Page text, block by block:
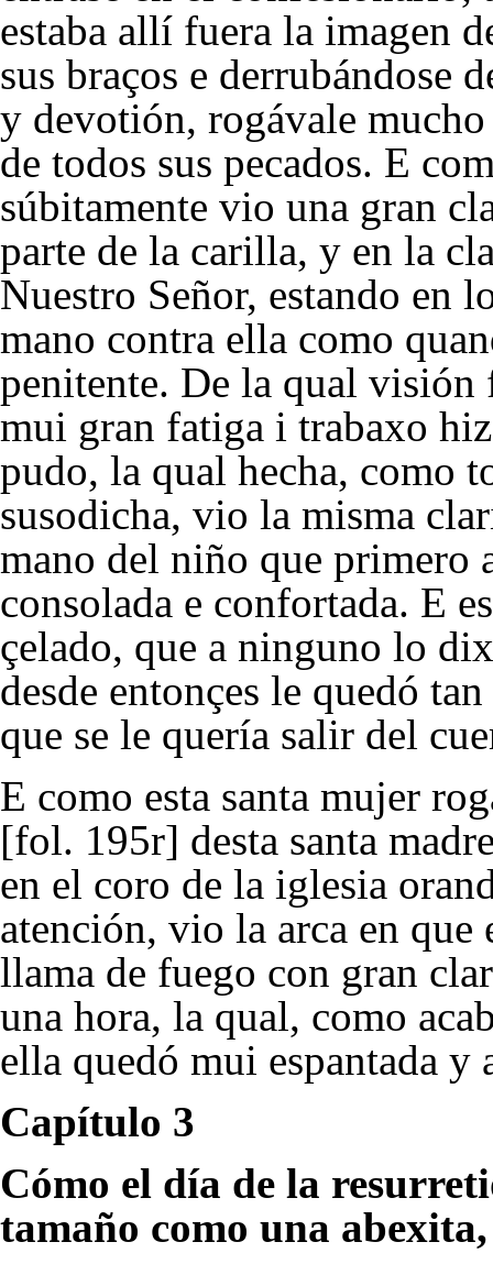
estaba allí fuera la imagen
sus braços e derrubándose
y devotión, rogávale
de todos sus pecados. E
súbitamente vio una gran
parte de la carilla, y en la
Nuestro Señor, estando en
mano contra ella como
penitente. De la qual visión
mui gran fatiga i trabaxo
pudo, la qual hecha, como
susodicha, vio la misma
mano del niño que primero
consolada e confortada. E
çelado, que a ninguno lo
desde entonçes le quedó
que se le quería salir del
E como esta santa mujer
[fol. 195r] desta santa
en el coro de la iglesia
atención, vio la arca en que
llama de fuego con gran
una hora, la qual, como
ella quedó mui espantada y
Capítulo 3
Cómo el día de la
tamaño como una